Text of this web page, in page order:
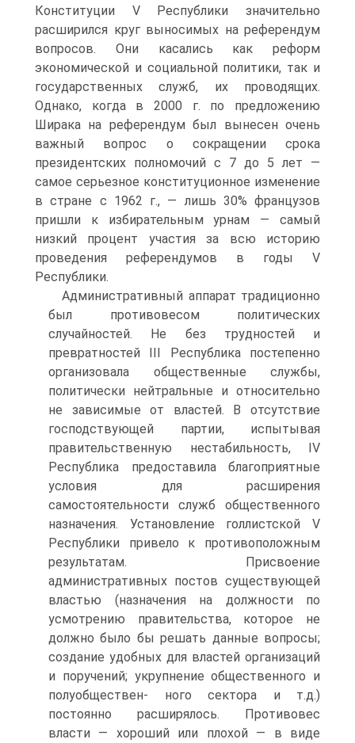
Конституции V Республики значительно
расширился круг выносимых на референдум
вопросов. Они касались как реформ
экономической и социальной политики, так и
государственных служб, их проводящих.
Однако, когда в 2000 г. по предложению
Ширака на референдум был вынесен очень
важный вопрос о сокращении срока
президентских полномочий с 7 до 5 лет —
самое серьезное конституционное изменение
в стране с 1962 г., — лишь 30% французов
пришли к избирательным урнам — самый
низкий процент участия за всю историю
проведения референдумов в годы V
Республики.
Административный аппарат традиционно
был противовесом политических
случайностей. Не без трудностей и
превратностей III Республика постепенно
организовала общественные службы,
политически нейтральные и относительно
не зависимые от властей. В отсутствие
господствующей партии, испытывая
правительственную нестабильность, IV
Республика предоставила благоприятные
условия для расширения
самостоятельности служб общественного
назначения. Установление голлистской V
Республики привело к противоположным
результатам. Присвоение
административных постов существующей
властью (назначения на должности по
усмотрению правительства, которое не
должно было бы решать данные вопросы;
создание удобных для властей организаций
и поручений; укрупнение общественного и
полуобществен- ного сектора и т.д.)
постоянно расширялось. Противовес
власти — хороший или плохой — в виде